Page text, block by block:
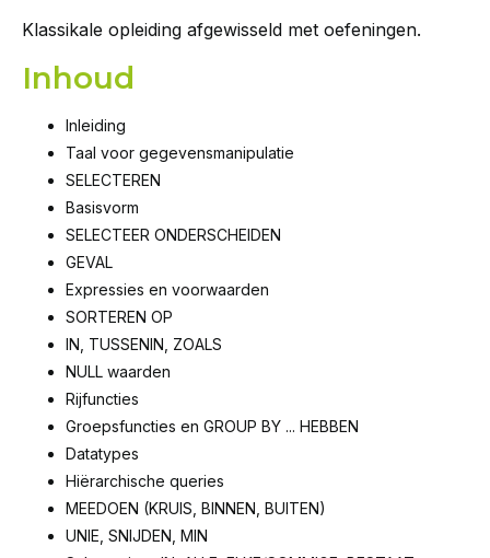
Klassikale opleiding afgewisseld met oefeningen.
Inhoud
Inleiding
Taal voor gegevensmanipulatie
SELECTEREN
Basisvorm
SELECTEER ONDERSCHEIDEN
GEVAL
Expressies en voorwaarden
SORTEREN OP
IN, TUSSENIN, ZOALS
NULL waarden
Rijfuncties
Groepsfuncties en GROUP BY ... HEBBEN
Datatypes
Hiërarchische queries
MEEDOEN (KRUIS, BINNEN, BUITEN)
UNIE, SNIJDEN, MIN